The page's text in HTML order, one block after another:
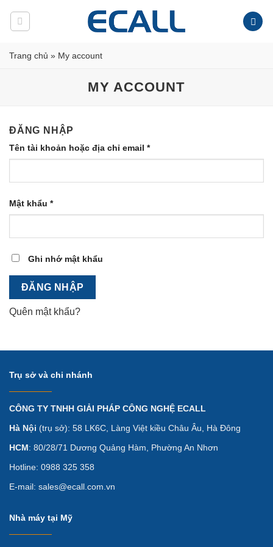
Trang chủ » My account
MY ACCOUNT
ĐĂNG NHẬP
Tên tài khoản hoặc địa chỉ email *
Mật khẩu *
Ghi nhớ mật khẩu
ĐĂNG NHẬP
Quên mật khẩu?
Trụ sở và chi nhánh
CÔNG TY TNHH GIẢI PHÁP CÔNG NGHỆ ECALL
Hà Nội (trụ sở): 58 LK6C, Làng Việt kiều Châu Âu, Hà Đông
HCM: 80/28/71 Dương Quảng Hàm, Phường An Nhơn
Hotline: 0988 325 358
E-mail: sales@ecall.com.vn
Nhà máy tại Mỹ